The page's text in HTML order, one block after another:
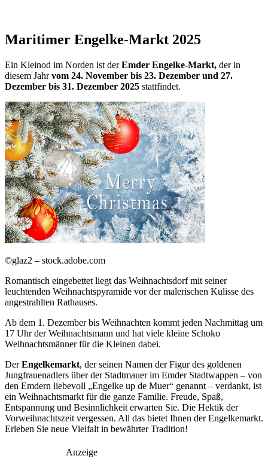
Maritimer Engelke-Markt 2025
Ein Kleinod im Norden ist derEmder Engelke-Markt, der in
diesem Jahrvom 24. November bis 23. Dezember und 27.
Dezember bis 31. Dezember 2025 stattfindet.
©glaz2 – stock.adobe.com
Romantisch eingebettet liegt das Weihnachtsdorf mit seiner
leuchtenden Weihnachtspyramide vor der malerischen Kulisse des
angestrahlten Rathauses.
Ab dem 1. Dezember bis Weihnachten kommt jeden Nachmittag um
17 Uhr der Weihnachtsmann und hat viele kleine Schoko
Weihnachtsmänner für die Kleinen dabei.
DerEngelkemarkt, der seinen Namen der Figur des goldenen
Jungfrauenadlers über der Stadtmauer im Emder Stadtwappen – von
den Emdern liebevoll „Engelke up de Muer“ genannt – verdankt, ist
ein Weihnachtsmarkt für die ganze Familie. Freude, Spaß,
Entspannung und Besinnlichkeit erwarten Sie. Die Hektik der
Vorweihnachtszeit vergessen. All das bietet Ihnen der Engelkemarkt.
Erleben Sie neue Vielfalt in bewährter Tradition!
Anzeige